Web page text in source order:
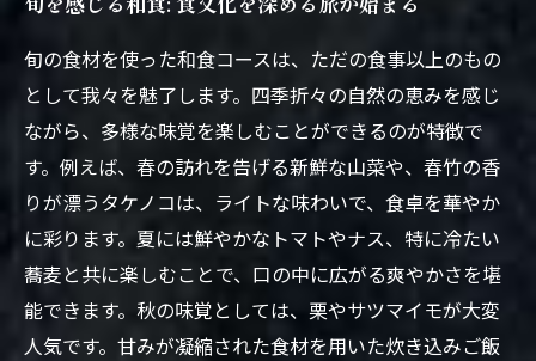
旬の食材を使った和食コースは、ただの食事以上のもの
として我々を魅了します。四季折々の自然の恵みを感じ
ながら、多様な味覚を楽しむことができるのが特徴で
す。例えば、春の訪れを告げる新鮮な山菜や、春竹の香
りが漂うタケノコは、ライトな味わいで、食卓を華やか
に彩ります。夏には鮮やかなトマトやナス、特に冷たい
蕎麦と共に楽しむことで、口の中に広がる爽やかさを堪
能できます。秋の味覚としては、栗やサツマイモが大変
人気です。甘みが凝縮された食材を用いた炊き込みご飯